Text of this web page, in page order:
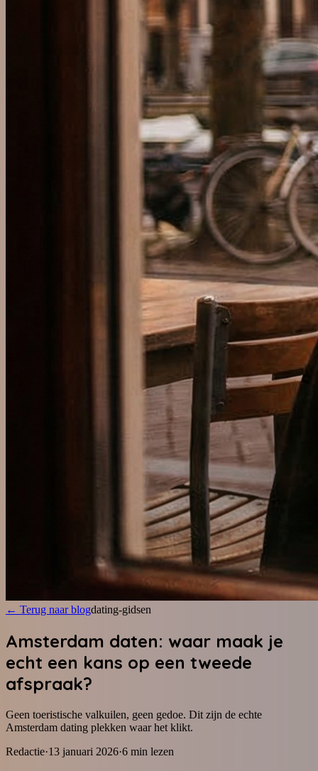
← Terug naar blogdating-gidsen
Amsterdam daten: waar maak je
echt een kans op een tweede
afspraak?
Geen toeristische valkuilen, geen gedoe. Dit zijn de echte
Amsterdam dating plekken waar het klikt.
Redactie·13 januari 2026·6 min lezen